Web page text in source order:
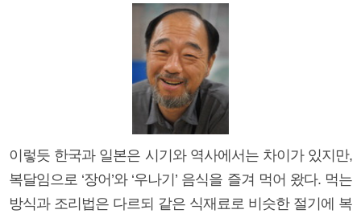
이렇듯 한국과 일본은 시기와 역사에서는 차이가 있지만,
복달임으로 ‘장어’와 ‘우나기’ 음식을 즐겨 먹어 왔다. 먹는
방식과 조리법은 다르되 같은 식재료로 비슷한 절기에 복